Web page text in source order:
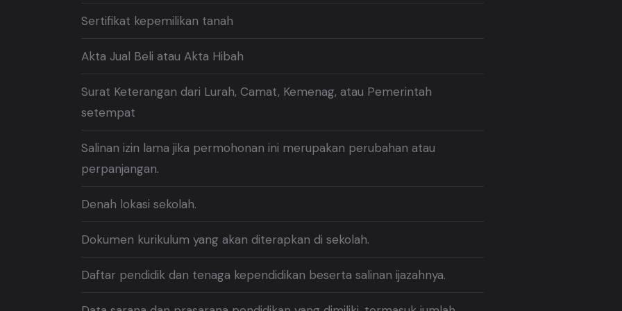
Sertifikat kepemilikan tanah
Akta Jual Beli atau Akta Hibah
Surat Keterangan dari Lurah, Camat, Kemenag, atau Pemerintah
setempat
Salinan izin lama jika permohonan ini merupakan perubahan atau
perpanjangan.
Denah lokasi sekolah.
Dokumen kurikulum yang akan diterapkan di sekolah.
Daftar pendidik dan tenaga kependidikan beserta salinan ijazahnya.